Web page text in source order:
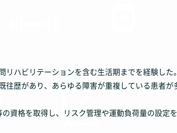
ハビリテーションを含む生活期までを経験した。
歴があり、あらゆる障害が重複している患者
資格を取得し、リスク管理や運動負荷量の設定